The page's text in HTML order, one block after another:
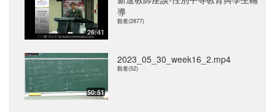
26:41
導
觀看(2877)
50:51
2023_05_30_week16_2.mp4
觀看(52)